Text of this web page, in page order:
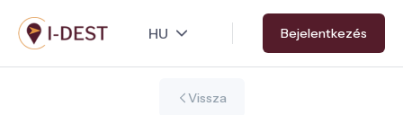
Ugrás
a
tartalomra
Bejelentkezés
Vissza